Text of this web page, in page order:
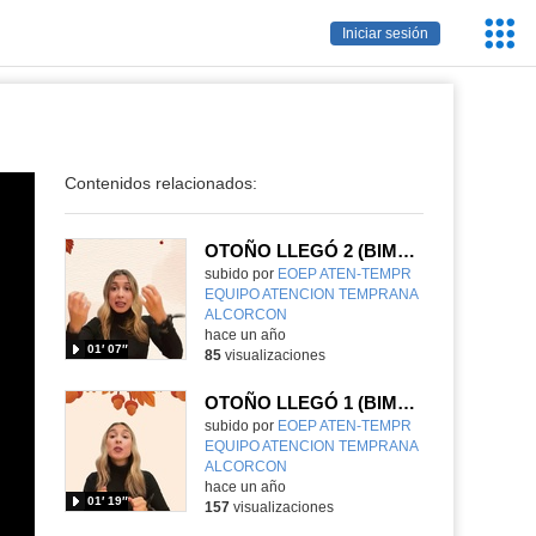
Iniciar sesión
Contenidos relacionados:
OTOÑO LLEGÓ 2 (BIMODAL)
subido por EOEP ATEN-TEMPR
EQUIPO ATENCION TEMPRANA
ALCORCON
01′ 07″
hace un año
85visualizaciones
OTOÑO LLEGÓ 1 (BIMODAL)
subido por EOEP ATEN-TEMPR
EQUIPO ATENCION TEMPRANA
ALCORCON
01′ 19″
hace un año
157visualizaciones